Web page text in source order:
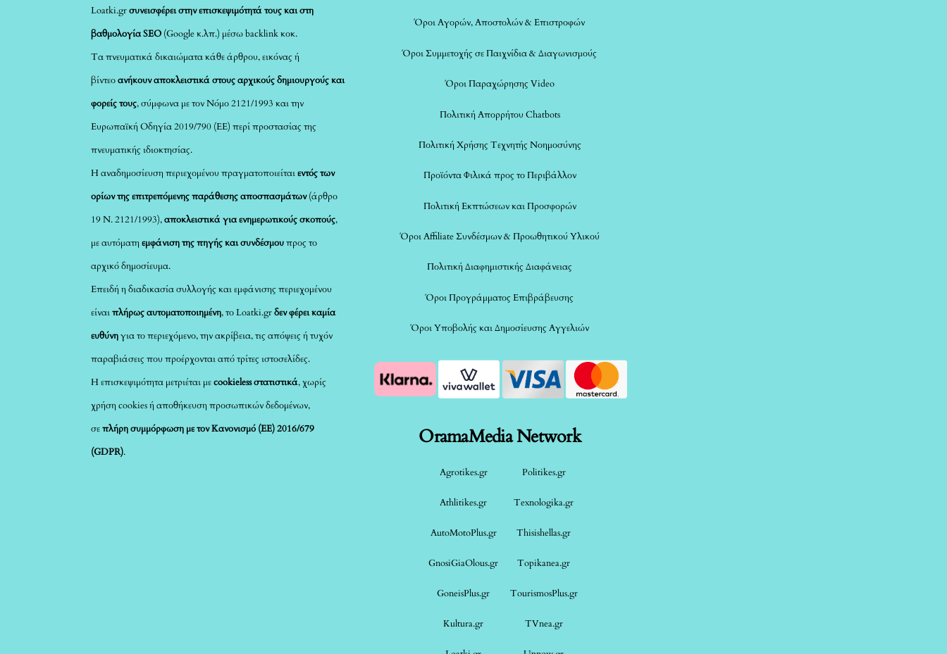
Loatki.grσυνεισφέρει στην επισκεψιμότητά τους και στη
βαθμολογία SEO (Google κ.λπ.) μέσω backlink κοκ.
Τα πνευματικά δικαιώματα κάθε άρθρου, εικόνας ή
βίντεοανήκουν αποκλειστικά στους αρχικούς δημιουργούς και
φορείς τους, σύμφωνα με τον Νόμο 2121/1993 και την
Ευρωπαϊκή Οδηγία 2019/790 (ΕΕ) περί προστασίας της
πνευματικής ιδιοκτησίας.
Η αναδημοσίευση περιεχομένου πραγματοποιείταιεντός των
ορίων της επιτρεπόμενης παράθεσης αποσπασμάτων(άρθρο
19 Ν. 2121/1993),αποκλειστικά για ενημερωτικούς σκοπούς,
με αυτόματηεμφάνιση της πηγής και συνδέσμουπρος το
αρχικό δημοσίευμα.
Επειδή η διαδικασία συλλογής και εμφάνισης περιεχομένου
είναιπλήρως αυτοματοποιημένη, το Loatki.grδεν φέρει καμία
ευθύνηγια το περιεχόμενο, την ακρίβεια, τις απόψεις ή τυχόν
παραβιάσεις που προέρχονται από τρίτες ιστοσελίδες.
Η επισκεψιμότητα μετριέται μεcookieless στατιστικά, χωρίς
χρήση cookies ή αποθήκευση προσωπικών δεδομένων,
σεπλήρη συμμόρφωση με τον Κανονισμό (ΕΕ) 2016/679
(GDPR).
Όροι Αγορών, Αποστολών & Επιστροφών
Όροι Συμμετοχής σε Παιχνίδια & Διαγωνισμούς
Όροι Παραχώρησης Video
Πολιτική Απορρήτου Chatbots
Πολιτική Χρήσης Τεχνητής Νοημοσύνης
Προϊόντα Φιλικά προς το Περιβάλλον
Πολιτική Εκπτώσεων και Προσφορών
Όροι Affiliate Συνδέσμων & Προωθητικού Υλικού
Πολιτική Διαφημιστικής Διαφάνειας
Όροι Προγράμματος Επιβράβευσης
Όροι Υποβολής και Δημοσίευσης Αγγελιών
OramaMedia Network
Agrotikes.gr Politikes.gr
Athlitikes.gr Texnologika.gr
AutoMotoPlus.gr Thisishellas.gr
GnosiGiaOlous.gr Topikanea.gr
GoneisPlus.gr TourismosPlus.gr
Kultura.gr TVnea.gr